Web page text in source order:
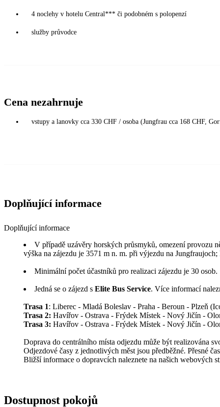
4 noclehy v hotelu Central*** či podobném s polopenzí
služby průvodce
Cena nezahrnuje
vstupy a lanovky cca 330 CHF / osoba (Jungfrau cca 168 CHF,
Doplňující informace
Doplňující informace
V případě uzávěry horských průsmyků, omezení provozu
výška na zájezdu je 3571 m n. m. při výjezdu na
Minimální počet účastníků pro realizaci zájezdu je 30 osob.
Jedná se o zájezd s Elite Bus Service. Více informací
Trasa 1: Liberec - Mladá Boleslav - Praha - Beroun - Plzeň
Trasa 2: Havířov - Ostrava - Frýdek Místek - Nový Jičín -
Trasa 3: Havířov - Ostrava - Frýdek Místek - Nový Jičín -
Doprava do centrálního místa odjezdu může být realizována
Odjezdové časy z jednotlivých měst jsou předběžné. Přesné
Bližší informace o dopravcích naleznete na našich webových
Dostupnost pokojů